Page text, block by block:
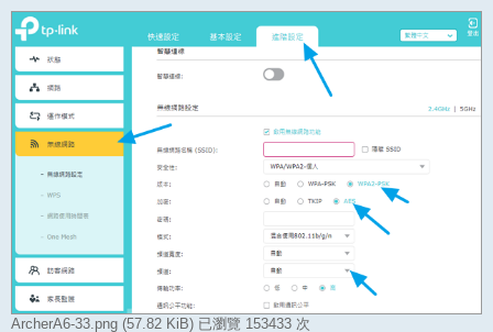
ArcherA6-33.png (57.82 KiB) 已瀏覽 153433 次